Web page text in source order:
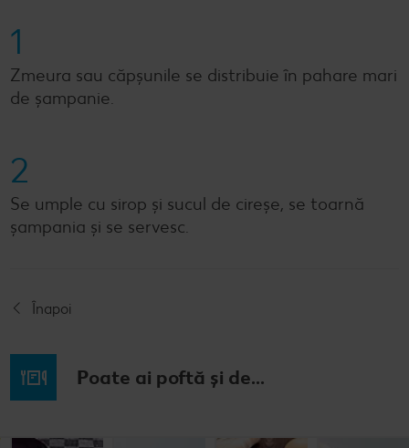
1
Zmeura sau căpșunile se distribuie în pahare mari
de șampanie.
2
Se umple cu sirop și sucul de cireșe, se toarnă
șampania și se servesc.
Înapoi
Poate ai poftă și de...